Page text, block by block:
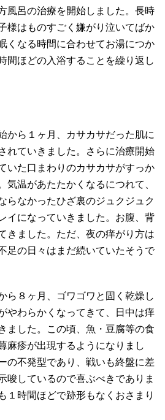
風呂の治療を開始しました。長時
様はものすごく嫌がり泣いてばか
くなる時間に合わせてお湯につか
間ほどの入浴することを繰り返し
から１ヶ月、カサカサだった肌に
れていきました。さらに治療開始
いた口まわりのカサカサがすっか
気温があたたかくなるにつれて、
らなかったひざ裏のジュクジュク
イになっていきました。お腹、背
きました。ただ、夜の痒がり方は
足の日々はまだ続いていたそうで
ら８ヶ月、ゴワゴワと固く乾燥し
やわらかくなってきて、日中は痒
ました。この頃、魚・豆腐等の食
麻疹が出現するようになりまし
の不発型であり、戦いも終盤に差
唆しているので喜ぶべきでありま
１時間ほどで跡形もなくおさまり